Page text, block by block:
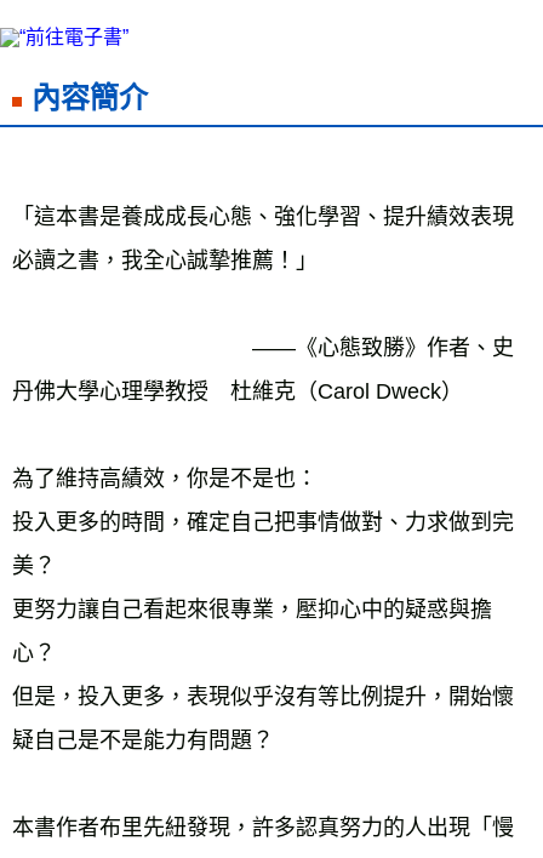
內容簡介
「這本書是養成成長心態、強化學習、提升績效表現
必讀之書，我全心誠摯推薦！」
——《心態致勝》作者、史
丹佛大學心理學教授　杜維克（Carol Dweck）
為了維持高績效，你是不是也：
投入更多的時間，確定自己把事情做對、力求做到完
美？
更努力讓自己看起來很專業，壓抑心中的疑惑與擔
心？
但是，投入更多，表現似乎沒有等比例提升，開始懷
疑自己是不是能力有問題？
本書作者布里先紐發現，許多認真努力的人出現「慢